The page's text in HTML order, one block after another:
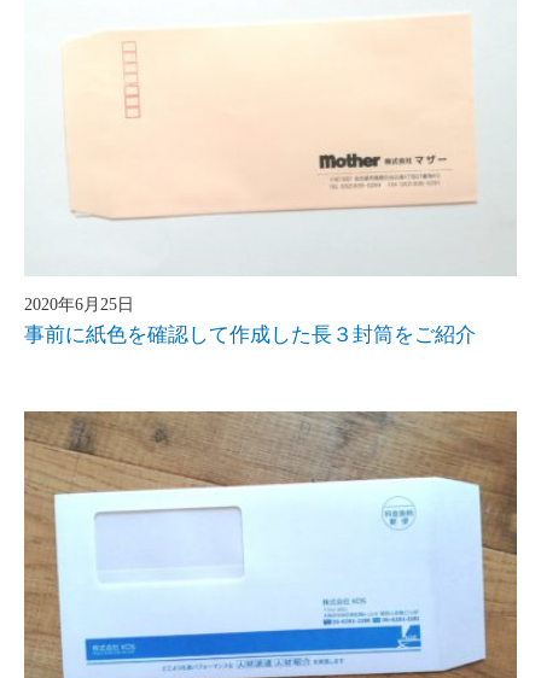
2020年6月25日
事前に紙色を確認して作成した長３封筒をご紹介